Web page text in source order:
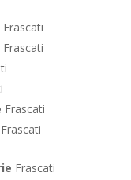
Frascati
Frascati
Frascati
Frascati
Frascati